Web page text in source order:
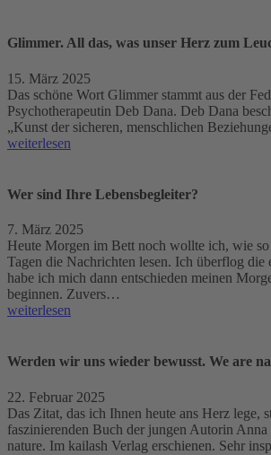
Glimmer. All das, was unser Herz zum
15. März 2025
Das schöne Wort Glimmer stammt aus der
Psychotherapeutin Deb Dana. Deb Dana
„Kunst der sicheren, menschlichen
weiterlesen
Wer sind Ihre Lebensbegleiter?
7. März 2025
Heute Morgen im Bett noch wollte ich, wie
Tagen die Nachrichten lesen. Ich überflog die
habe ich mich dann entschieden meinen
beginnen. Zuvers…
weiterlesen
Werden wir uns wieder bewusst. We are
22. Februar 2025
Das Zitat, das ich Ihnen heute ans Herz lege,
faszinierenden Buch der jungen Autorin Anna
nature. Im kailash Verlag erschienen. Sehr